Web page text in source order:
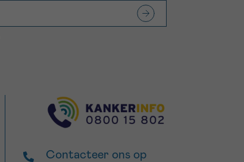
Contacteer ons op